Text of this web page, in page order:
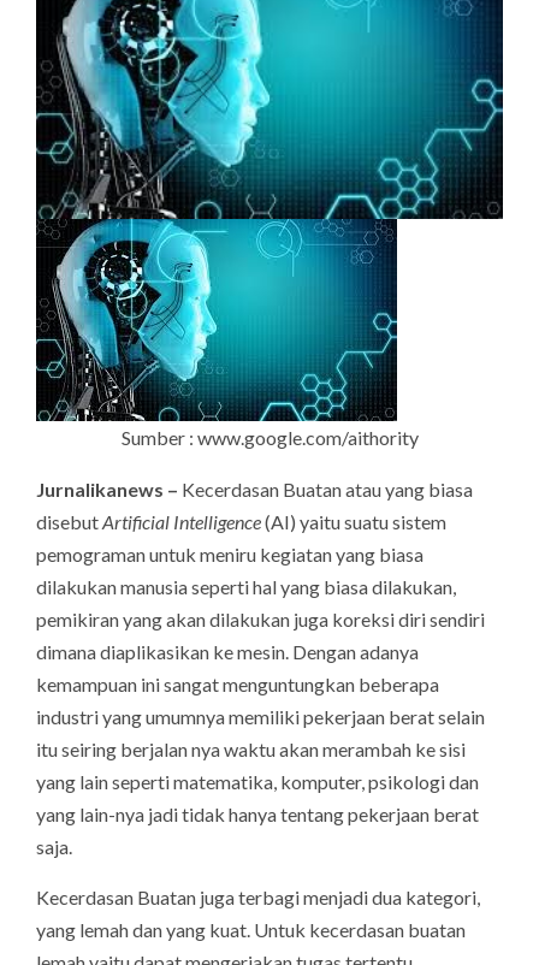
Sumber : www.google.com/aithority
Jurnalikanews – Kecerdasan Buatan atau yang biasa
disebutArtificial Intelligence(AI) yaitu suatu sistem
pemograman untuk meniru kegiatan yang biasa
dilakukan manusia seperti hal yang biasa dilakukan,
pemikiran yang akan dilakukan juga koreksi diri sendiri
dimana diaplikasikan ke mesin. Dengan adanya
kemampuan ini sangat menguntungkan beberapa
industri yang umumnya memiliki pekerjaan berat selain
itu seiring berjalan nya waktu akan merambah ke sisi
yang lain seperti matematika, komputer, psikologi dan
yang lain-nya jadi tidak hanya tentang pekerjaan berat
saja.
Kecerdasan Buatan juga terbagi menjadi dua kategori,
yang lemah dan yang kuat. Untuk kecerdasan buatan